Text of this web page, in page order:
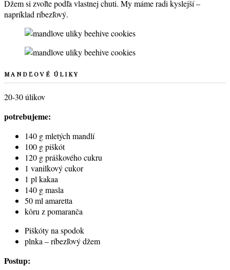
Džem si zvoľte podľa vlastnej chuti. My máme radi kyslejší –
napríklad ríbezľový.
MANDĽOVÉ ÚLIKY
20-30 úlikov
potrebujeme:
140 g mletých mandlí
100 g piškót
120 g práškového cukru
1 vanilkový cukor
1 pl kakaa
140 g masla
50 ml amaretta
kôru z pomaranča
Piškóty na spodok
plnka – ríbezľový džem
Postup: